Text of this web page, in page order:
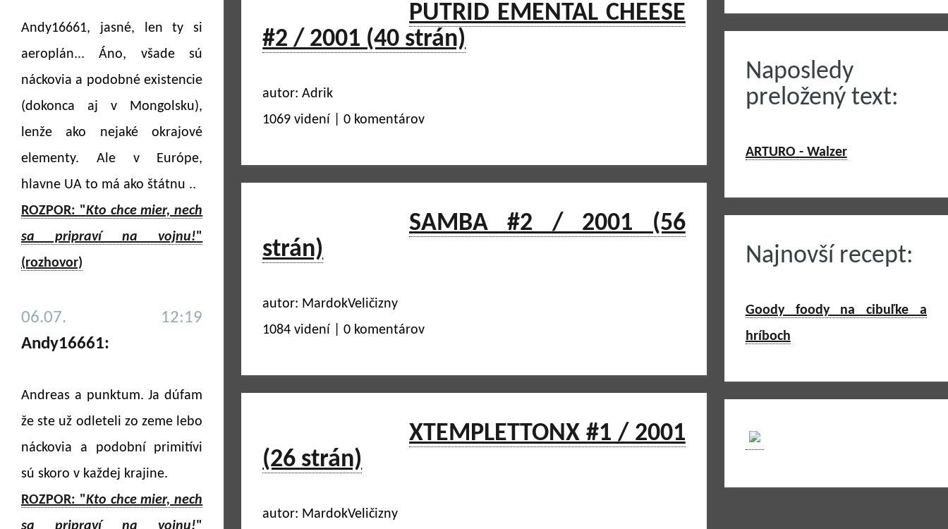
Andy16661, jasné, len ty si
aeroplán... Áno, všade sú
náckovia a podobné existencie
(dokonca aj v Mongolsku),
lenže ako nejaké okrajové
elementy. Ale v Európe,
hlavne UA to má ako štátnu ..
ROZPOR: "Kto chce mier, nech
sa pripraví na vojnu!"
(rozhovor)
06.07. 12:19
Andy16661:
Andreas a punktum. Ja dúfam
že ste už odleteli zo zeme lebo
náckovia a podobní primitívi
sú skoro v každej krajine.
ROZPOR: "Kto chce mier, nech
sa pripraví na vojnu!"
PUTRID EMENTAL CHEESE
#2 / 2001 (40 strán)
autor: Adrik
1069 videní | 0 komentárov
SAMBA #2 / 2001 (56
strán)
autor: MardokVeličizny
1084 videní | 0 komentárov
XTEMPLETTONX #1 / 2001
(26 strán)
autor: MardokVeličizny
Naposledy
preložený text:
ARTURO - Walzer
Najnovší recept:
Goody foody na cibuľke a
hríboch